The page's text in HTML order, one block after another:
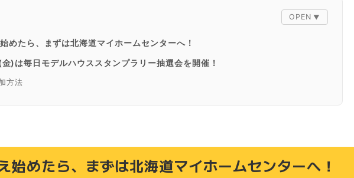
めたら、まずは北海道マイホームセンターへ！
)は毎日モデルハウススタンプラリー抽選会を開催！
方法
ャレンジ
始めたら、まずは北海道マイホームセンターへ！